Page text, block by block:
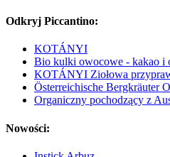
Odkryj Piccantino:
KOTÁNYI
Bio kulki owocowe - kakao i
KOTÁNYI Ziołowa
Österreichische Bergkräuter
Organiczny pochodzący z
Nowości: